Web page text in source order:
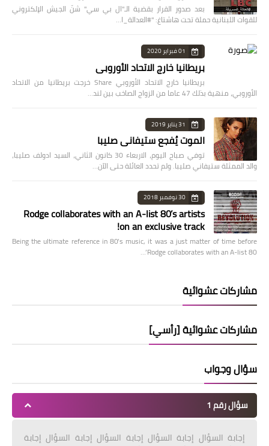
بعد صدور القرار بقضية الـ"ال بي سي" شنّ الجيش الإلكتروني
للقوات اللبنانية حملة تحت هاشتاغ: "#العدالة_ا…
01 فبراير 2020
بريطانيا خارج الاتحاد الأوروبي
بريطانيا خارج الاتحاد الأوروبي Share خرجت بريطانيا من الاتحاد
الأوروبي، منهية بذلك 47 عاما من الزواج الصاخب بين لند…
31 يناير 2019
الموت يُفجع ستيفاني صليبا
توفي صباح اليوم، الاربعاء 30 كانون الثاني، السيد ادولف صليبا،
والد الممثلة ستيفاني صليبا. ولم تحدد العائلة حتى الآن…
30 نوفمبر 2018
Rodge collaborates with an A-list 80’s artists
on an exclusive track!
Being the ultimate reference in 80’s music, it was a just matter of time before
Rodge collaborates with an A-list 80’…
مشاركات عشوائية
مشاركات عشوائية [رأسي]
سؤال وجواب
سؤال رقم 1
إجابة السؤال إجابة السؤال إجابة السؤال إجابة السؤال إجابة